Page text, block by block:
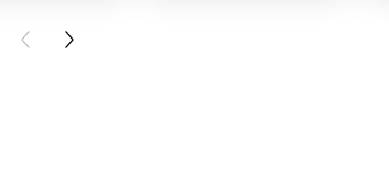
PREVIOUS CARD
NEXT CARD